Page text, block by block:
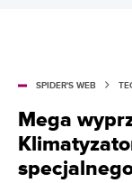
SPIDER'S WEB
Mega